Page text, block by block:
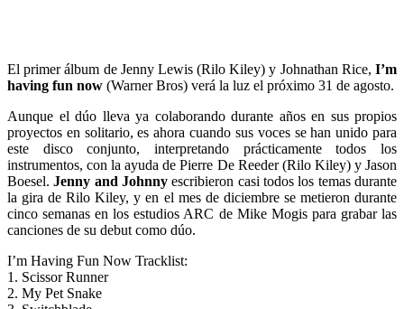
El primer álbum de Jenny Lewis (Rilo Kiley) y Johnathan Rice, I’m
having fun now (Warner Bros) verá la luz el próximo 31 de agosto.
Aunque el dúo lleva ya colaborando durante años en sus propios
proyectos en solitario, es ahora cuando sus voces se han unido para
este disco conjunto, interpretando prácticamente todos los
instrumentos, con la ayuda de Pierre De Reeder (Rilo Kiley) y Jason
Boesel. Jenny and Johnny escribieron casi todos los temas durante
la gira de Rilo Kiley, y en el mes de diciembre se metieron durante
cinco semanas en los estudios ARC de Mike Mogis para grabar las
canciones de su debut como dúo.
I’m Having Fun Now Tracklist:
1. Scissor Runner
2. My Pet Snake